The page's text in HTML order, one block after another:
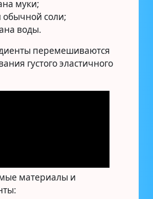
муки;
обычной соли;
воды.
перемешиваются
густого эластичного
материалы и